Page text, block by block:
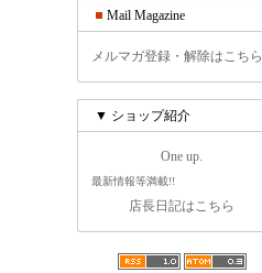
Mail Magazine
メルマガ登録・解除はこちら
▼ ショップ紹介
One up.
最新情報等満載!!
店長日記はこちら